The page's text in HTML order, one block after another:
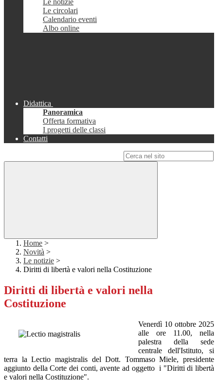
Le notizie
Le circolari
Calendario eventi
Albo online
Didattica
Panoramica
Offerta formativa
I progetti delle classi
Contatti
Home >
Novità >
Le notizie >
Diritti di libertà e valori nella Costituzione
Diritti di libertà e valori nella
Costituzione
Venerdì 10 ottobre 2025
alle ore 11.00, nella
palestra della sede
centrale dell'Istituto, si
terra la Lectio magistralis del Dott. Tommaso Miele, presidente
aggiunto della Corte dei conti, avente ad oggetto i "Diritti di libertà
e valori nella Costituzione".